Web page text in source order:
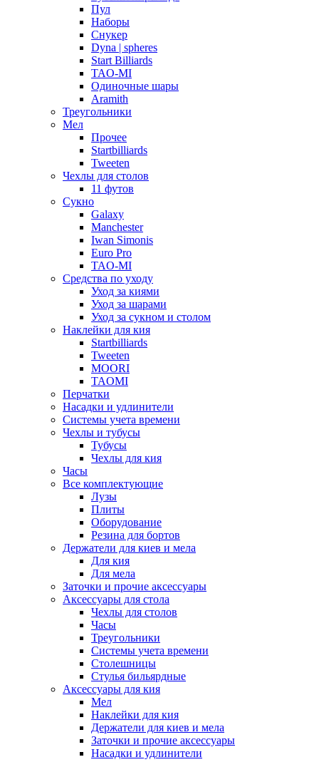
Пул
Наборы
Снукер
Dyna | spheres
Start Billiards
TAO-MI
Одиночные шары
Aramith
Треугольники
Мел
Прочее
Startbilliards
Tweeten
Чехлы для столов
11 футов
Сукно
Galaxy
Manchester
Iwan Simonis
Euro Pro
TAO-MI
Средства по уходу
Уход за киями
Уход за шарами
Уход за сукном и столом
Наклейки для кия
Startbilliards
Tweeten
MOORI
TAOMI
Перчатки
Насадки и удлинители
Системы учета времени
Чехлы и тубусы
Тубусы
Чехлы для кия
Часы
Все комплектующие
Лузы
Плиты
Оборудование
Резина для бортов
Держатели для киев и мела
Для кия
Для мела
Заточки и прочие аксессуары
Аксессуары для стола
Чехлы для столов
Часы
Треугольники
Системы учета времени
Столешницы
Стулья бильярдные
Аксессуары для кия
Мел
Наклейки для кия
Держатели для киев и мела
Заточки и прочие аксессуары
Насадки и удлинители